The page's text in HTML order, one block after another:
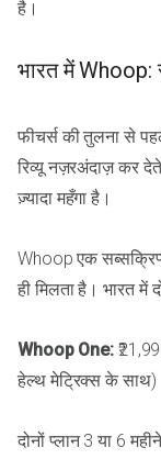
है।
भारत में Whoop:
फीचर्स की तुलना से
रिव्यू नज़रअंदाज़ कर
ज़्यादा महँगा है।
Whoop एक
ही मिलता है। भारत में
Whoop One:
हेल्थ मेट्रिक्स के साथ)
दोनों प्लान 3 या 6